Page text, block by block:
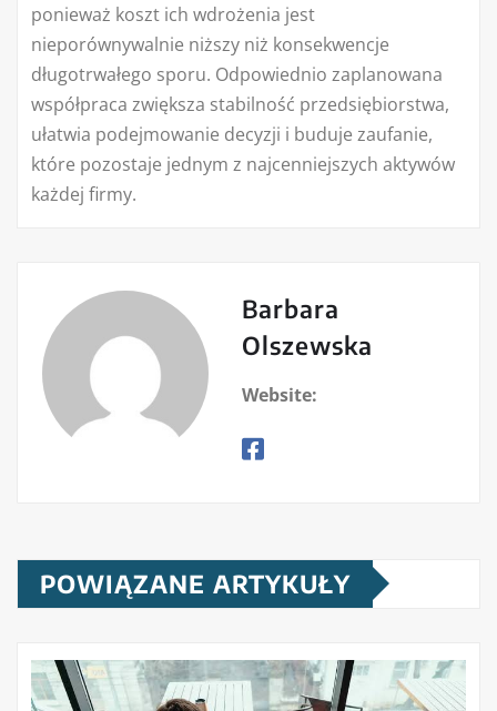
ponieważ koszt ich wdrożenia jest
nieporównywalnie niższy niż konsekwencje
długotrwałego sporu. Odpowiednio zaplanowana
współpraca zwiększa stabilność przedsiębiorstwa,
ułatwia podejmowanie decyzji i buduje zaufanie,
które pozostaje jednym z najcenniejszych aktywów
każdej firmy.
Barbara
Olszewska
Website:
POWIĄZANE ARTYKUŁY